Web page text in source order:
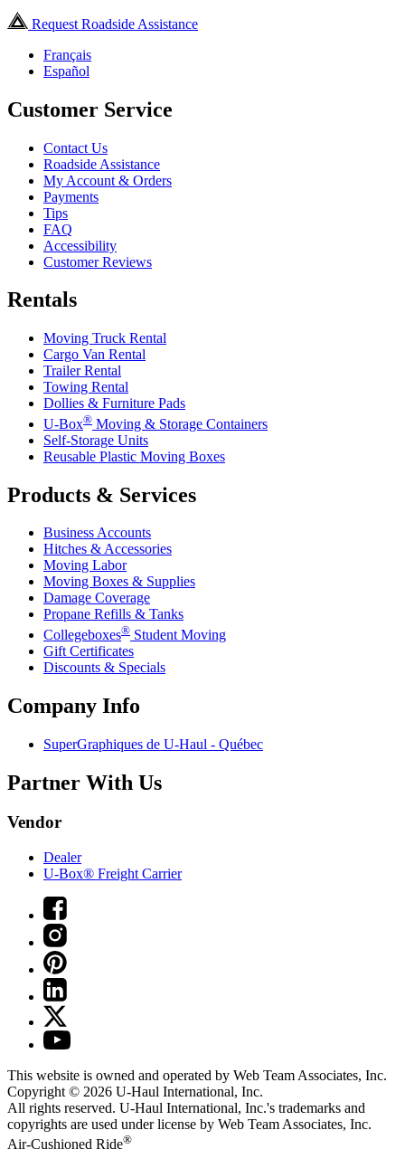
Request Roadside Assistance
Français
Español
Customer Service
Contact Us
Roadside Assistance
My Account & Orders
Payments
Tips
FAQ
Accessibility
Customer Reviews
Rentals
Moving Truck Rental
Cargo Van Rental
Trailer Rental
Towing Rental
Dollies & Furniture Pads
U-Box® Moving & Storage Containers
Self-Storage Units
Reusable Plastic Moving Boxes
Products & Services
Business Accounts
Hitches & Accessories
Moving Labor
Moving Boxes & Supplies
Damage Coverage
Propane Refills & Tanks
Collegeboxes® Student Moving
Gift Certificates
Discounts & Specials
Company Info
SuperGraphiques de U-Haul - Québec
Partner With Us
Vendor
Dealer
U-Box® Freight Carrier
This website is owned and operated by Web Team Associates, Inc.
Copyright © 2026 U-Haul International, Inc.
All rights reserved. U-Haul International, Inc.'s trademarks and
copyrights are used under license by Web Team Associates, Inc.
Air-Cushioned Ride®